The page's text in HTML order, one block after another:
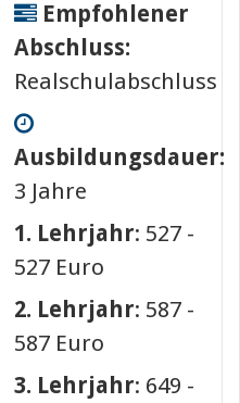
Empfohlener
Abschluss:
Realschulabschluss
Ausbildungsdauer:
3 Jahre
1. Lehrjahr: 527 -
527 Euro
2. Lehrjahr: 587 -
587 Euro
3. Lehrjahr: 649 -